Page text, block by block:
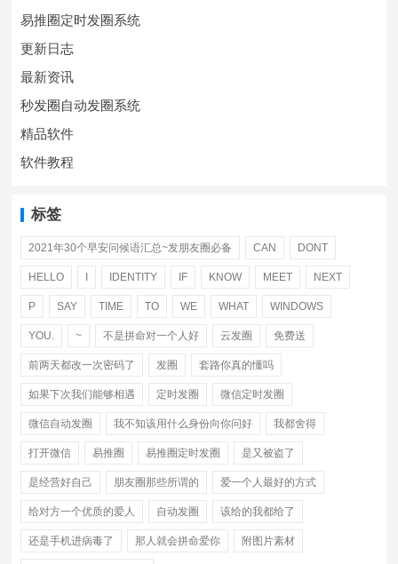
易推圈定时发圈系统
更新日志
最新资讯
秒发圈自动发圈系统
精品软件
软件教程
标签
2021年30个早安问候语汇总~发朋友圈必备 CAN DONT
HELLO IDENTITY IF KNOW MEET NEXT
P SAY TIME TO WE WHAT WINDOWS
YOU. ~ 不是拼命对一个人好 云发圈 免费送
前两天都改一次密码了 发圈 套路你真的懂吗
如果下次我们能够相遇 定时发圈 微信定时发圈
微信自动发圈 我不知该用什么身份向你问好 我都舍得
打开微信 易推圈 易推圈定时发圈 是又被盗了
是经营好自己 朋友圈那些所谓的 爱一个人最好的方式
给对方一个优质的爱人 自动发圈 该给的我都给了
还是手机进病毒了 那人就会拼命爱你 附图片素材